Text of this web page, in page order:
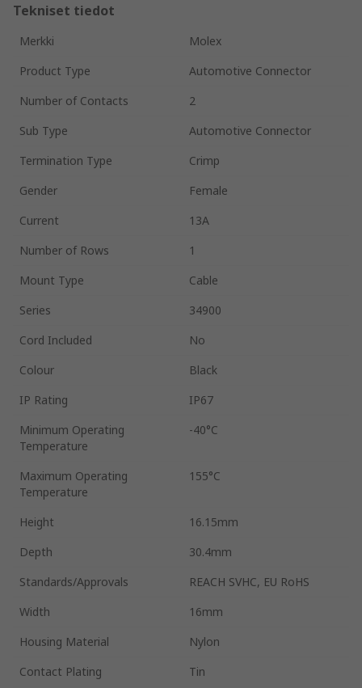
Tekniset tiedot
Merkki
Molex
Product Type
Automotive Connector
Number of Contacts
2
Sub Type
Automotive Connector
Termination Type
Crimp
Gender
Female
Current
13A
Number of Rows
1
Mount Type
Cable
Series
34900
Cord Included
No
Colour
Black
IP Rating
IP67
Minimum Operating
Temperature
-40°C
Maximum Operating
Temperature
155°C
Height
16.15mm
Depth
30.4mm
Standards/Approvals
REACH SVHC, EU RoHS
Width
16mm
Housing Material
Nylon
Contact Plating
Tin